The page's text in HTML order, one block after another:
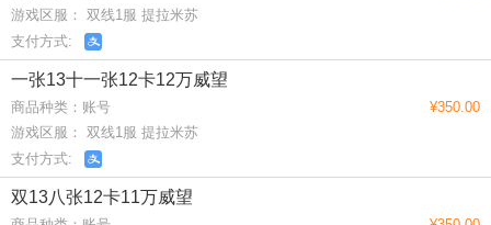
游戏区服： 双线1服 提拉米苏
支付方式:
一张13十一张12卡12万威望
商品种类：账号
游戏区服： 双线1服 提拉米苏
支付方式:
¥350.00
双13八张12卡11万威望